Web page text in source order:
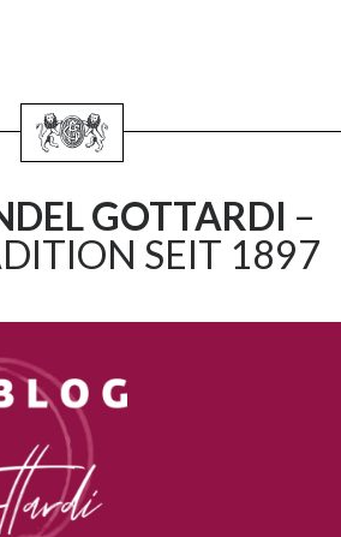
GOTTARDI –
SEIT 1897